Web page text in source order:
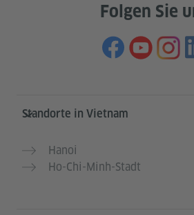
Folgen Sie
Service- und
Standorte in Vietnam
Hanoi
Ho-Chi-Minh-Stadt